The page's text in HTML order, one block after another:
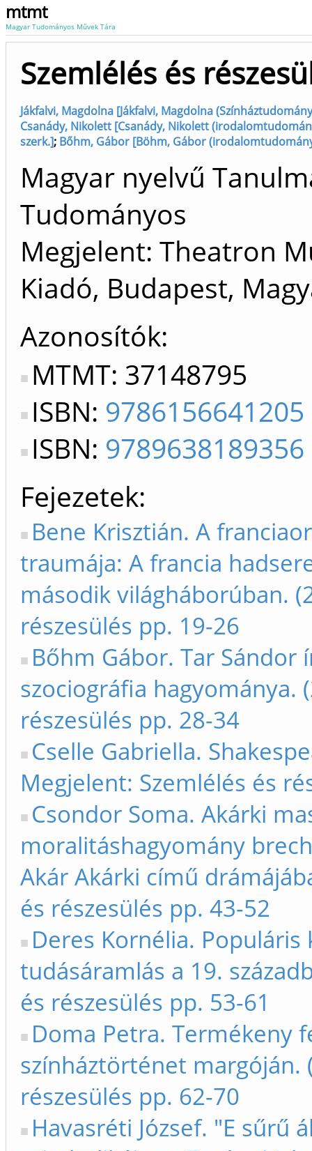
mtmt
Magyar Tudományos Művek Tára
Szemlélés és
Jákfalvi, Magdolna [Jákfalvi, Magdolna
Csanády, Nikolett [Csanády, Nikolett
szerk.]; Bőhm, Gábor [Böhm, Gábor
Magyar nyelvű
Tudományos
Megjelent: Theatron
Kiadó, Budapest,
Azonosítók
MTMT: 37148795
ISBN: 9786156641205
ISBN: 9789638189356
Fejezetek
Bene Krisztián. A
traumája: A francia
második világháborúban.
részesülés pp. 19-26
Bőhm Gábor. Tar
szociográfia hagyománya.
részesülés pp. 28-34
Cselle Gabriella.
Megjelent: Szemlélés és
Csondor Soma. Akárki
moralitáshagyomány
Akár Akárki című
és részesülés pp. 43-52
Deres Kornélia.
tudásáramlás a 19.
és részesülés pp. 53-61
Doma Petra. Termékeny
színháztörténet margóján.
részesülés pp. 62-70
Havasréti József. "E sűrű